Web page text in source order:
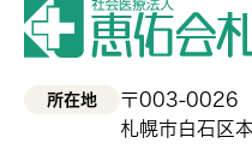
所在地
〒003-0026
札幌市白石区